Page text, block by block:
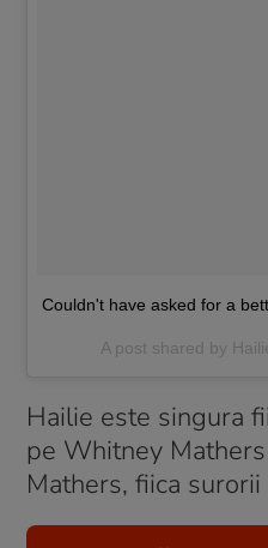
Couldn't have asked for a
A post shared by
Hailie este singura
pe Whitney
Mathers, fiica